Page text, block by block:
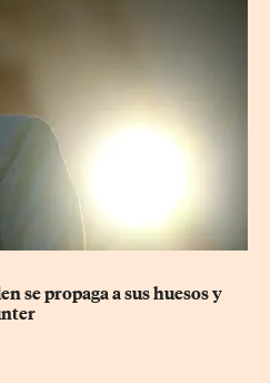
se propaga a sus huesos y